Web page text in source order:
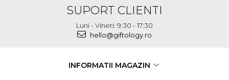
SUPORT CLIENTI
Luni - Vineri: 9:30 - 17:30
hello@giftology.ro
INFORMATII MAGAZIN